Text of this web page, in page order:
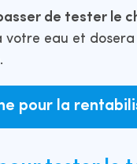
de tester le
votre eau et
pour la